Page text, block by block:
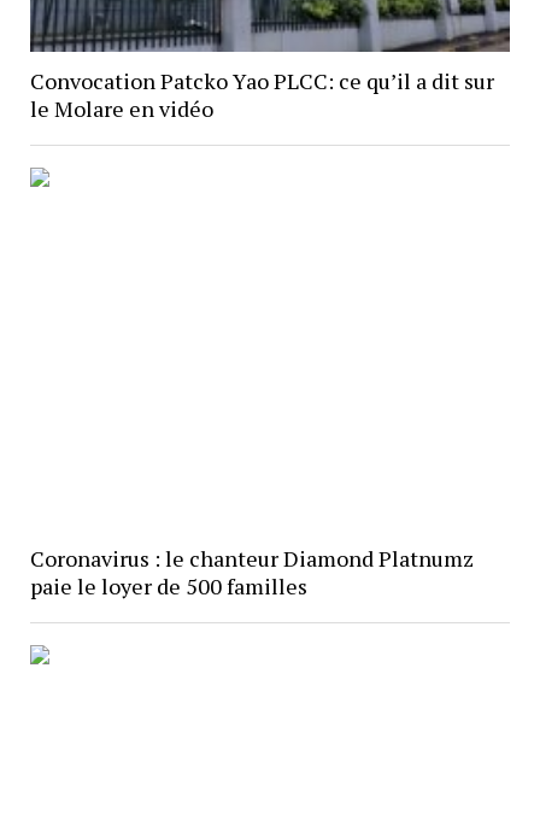
Convocation Patcko Yao PLCC: ce qu’il a dit sur
le Molare en vidéo
Coronavirus : le chanteur Diamond Platnumz
paie le loyer de 500 familles